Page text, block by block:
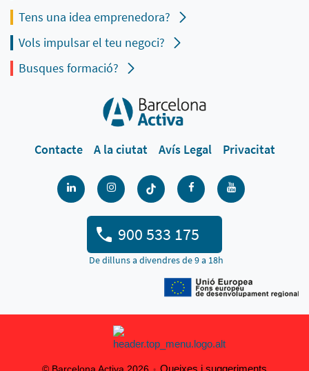
Tens una idea emprenedora?
Vols impulsar el teu negoci?
Busques formació?
Contacte A la ciutat Avís Legal Privacitat
900 533 175
De dilluns a divendres de 9 a 18h